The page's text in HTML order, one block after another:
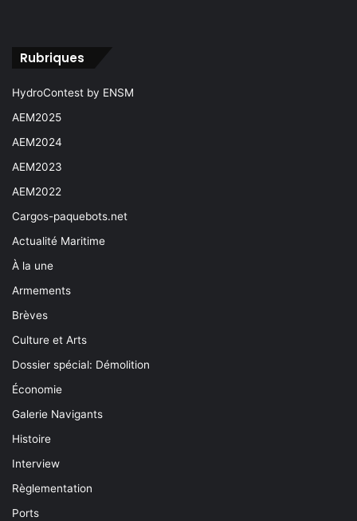
Rubriques
HydroContest by ENSM
AEM2025
AEM2024
AEM2023
AEM2022
Cargos-paquebots.net
Actualité Maritime
À la une
Armements
Brèves
Culture et Arts
Dossier spécial: Démolition
Économie
Galerie Navigants
Histoire
Interview
Règlementation
Ports